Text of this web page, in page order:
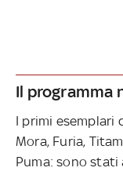
Il programma
I primi esemplari
Mora, Furia,
Puma: sono